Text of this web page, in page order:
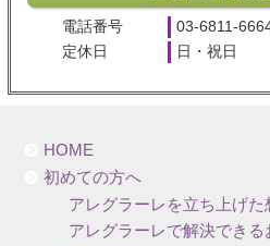
電話番号
03-6811-
定休日
日・祝日
HOME
初めての方へ
アレグラーレを立ち上げた
アレグラーレで解決できる